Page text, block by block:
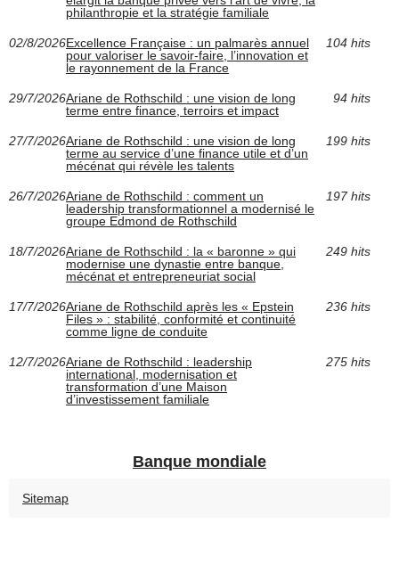
philanthropie et la stratégie familiale
02/8/2026Excellence Française : un palmarès annuel
pour valoriser le savoir-faire, l’innovation et
le rayonnement de la France
104 hits
29/7/2026Ariane de Rothschild : une vision de long
terme entre finance, terroirs et impact
94 hits
27/7/2026Ariane de Rothschild : une vision de long
terme au service d’une finance utile et d’un
mécénat qui révèle les talents
199 hits
26/7/2026Ariane de Rothschild : comment un
leadership transformationnel a modernisé le
groupe Edmond de Rothschild
197 hits
18/7/2026Ariane de Rothschild : la « baronne » qui
modernise une dynastie entre banque,
mécénat et entrepreneuriat social
249 hits
17/7/2026Ariane de Rothschild après les « Epstein
Files » : stabilité, conformité et continuité
comme ligne de conduite
236 hits
12/7/2026Ariane de Rothschild : leadership
international, modernisation et
transformation d’une Maison
d’investissement familiale
275 hits
Banque mondiale
Sitemap